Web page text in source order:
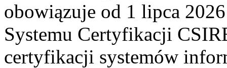
obowiązuje od 1 lipca
Systemu Certyfikacji
certyfikacji systemów